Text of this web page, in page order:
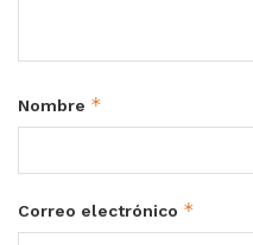
Nombre *
Correo electrónico *